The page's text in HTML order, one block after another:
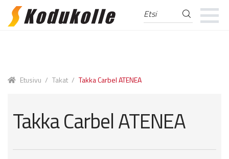
Skip
Skip
Etsi:
Etusivu / Takat / Takka Carbel ATENEA
Takka Carbel ATENEA